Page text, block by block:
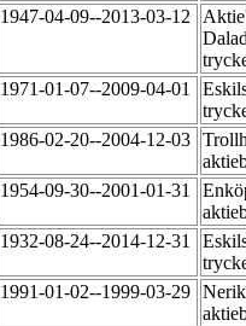
1947-04-09--2013-03-12
1971-01-07--2009-04-01
1986-02-20--2004-12-03
1954-09-30--2001-01-31
1932-08-24--2014-12-31
1991-01-02--1999-03-29